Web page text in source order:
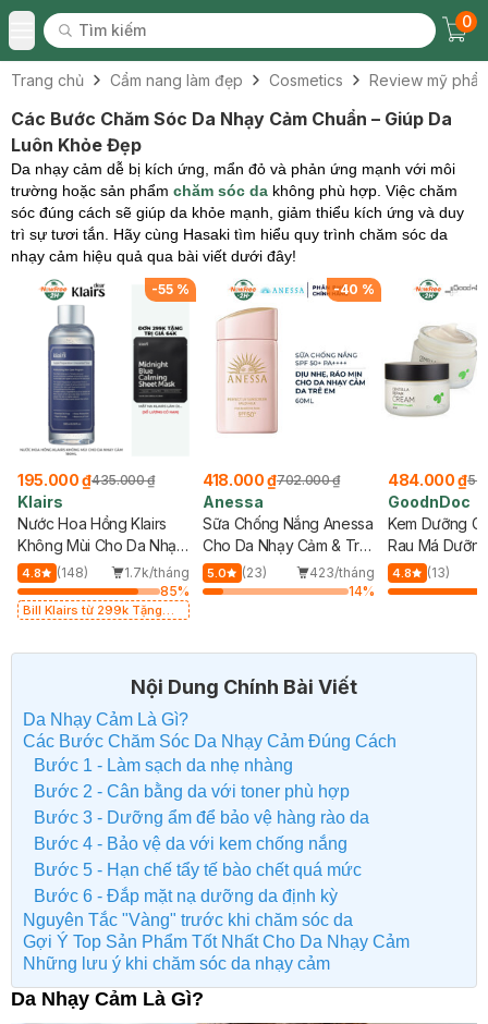
Toggle Menu
Tìm kiếm
Tìm kiếm
0
Trang chủ Cẩm nang làm đẹp Cosmetics Review mỹ
Các Bước Chăm Sóc Da Nhạy Cảm Chuẩn – Giúp Da
Luôn Khỏe Đẹp
Da nhạy cảm dễ bị kích ứng, mẩn đỏ và phản ứng mạnh với môi
trường hoặc sản phẩm chăm sóc da không phù hợp. Việc chăm
sóc đúng cách sẽ giúp da khỏe mạnh, giảm thiểu kích ứng và duy
trì sự tươi tắn. Hãy cùng Hasaki tìm hiểu quy trình chăm sóc da
nhạy cảm hiệu quả qua bài viết dưới đây!
-55%
195.000 ₫435.000 ₫
Klairs
Nước Hoa Hồng Klairs
Không Mùi Cho Da Nhạy
Cảm 180ml
4.8 (148)
1.7k/tháng
85%
Bill Klairs từ 299k Tặng
-40 %
418.000 ₫702.000 ₫
Anessa
Sữa Chống Nắng Anessa
Cho Da Nhạy Cảm & Trẻ
Em 60ml (Mới)
5.0 (23)
423/tháng
14%
484.000 ₫
GoodnDoc
Kem Dưỡng
Rau Má
Hồi Da 50ml
4.8 (13)
Nội Dung Chính Bài Viết
Da Nhạy Cảm Là Gì?
Các Bước Chăm Sóc Da Nhạy Cảm Đúng Cách
Bước 1 - Làm sạch da nhẹ nhàng
Bước 2 - Cân bằng da với toner phù hợp
Bước 3 - Dưỡng ẩm để bảo vệ hàng rào da
Bước 4 - Bảo vệ da với kem chống nắng
Bước 5 - Hạn chế tẩy tế bào chết quá mức
Bước 6 - Đắp mặt nạ dưỡng da định kỳ
Nguyên Tắc "Vàng" trước khi chăm sóc da
Gợi Ý Top Sản Phẩm Tốt Nhất Cho Da Nhạy Cảm
Những lưu ý khi chăm sóc da nhạy cảm
Da Nhạy Cảm Là Gì?